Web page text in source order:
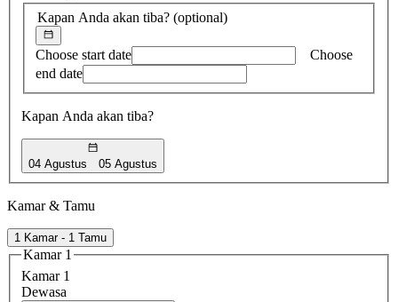
Kapan Anda akan tiba? (optional)
Choose start date
Choose
end date
Kapan Anda akan tiba?
04 Agustus 05 Agustus
Kamar & Tamu
1 Kamar - 1 Tamu
Kamar 1
Kamar 1
Dewasa